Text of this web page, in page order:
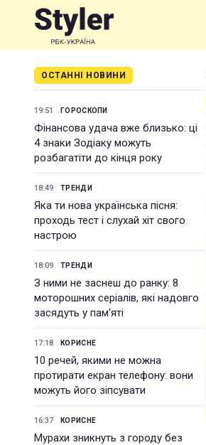
ОСТАННІ НОВИНИ
19:51 ГОРОСКОПИ
Фінансова удача вже близько: ці
4 знаки Зодіаку можуть
розбагатіти до кінця року
18:49 ТРЕНДИ
Яка ти нова українська пісня:
проходь тест і слухай хіт свого
настрою
18:09 ТРЕНДИ
З ними не заснеш до ранку: 8
моторошних серіалів, які надовго
засядуть у пам'яті
17:18 КОРИСНЕ
10 речей, якими не можна
протирати екран телефону: вони
можуть його зіпсувати
16:37 КОРИСНЕ
Мурахи зникнуть з городу без